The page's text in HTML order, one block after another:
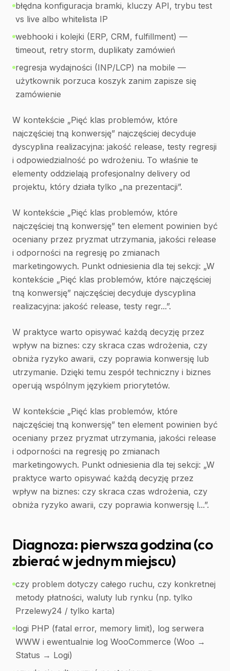
błędna konfiguracja bramki, kluczy API, trybu test
vs live albo whitelista IP
webhooki i kolejki (ERP, CRM, fulfillment) —
timeout, retry storm, duplikaty zamówień
regresja wydajności (INP/LCP) na mobile —
użytkownik porzuca koszyk zanim zapisze się
zamówienie
W kontekście „Pięć klas problemów, które
najczęściej tną konwersję” najczęściej decyduje
dyscyplina realizacyjna: jakość release, testy regresji
i odpowiedzialność po wdrożeniu. To właśnie te
elementy oddzielają profesjonalny delivery od
projektu, który działa tylko „na prezentacji”.
W kontekście „Pięć klas problemów, które
najczęściej tną konwersję” ten element powinien być
oceniany przez pryzmat utrzymania, jakości release
i odporności na regresję po zmianach
marketingowych. Punkt odniesienia dla tej sekcji: „W
kontekście „Pięć klas problemów, które najczęściej
tną konwersję” najczęściej decyduje dyscyplina
realizacyjna: jakość release, testy regr...”.
W praktyce warto opisywać każdą decyzję przez
wpływ na biznes: czy skraca czas wdrożenia, czy
obniża ryzyko awarii, czy poprawia konwersję lub
utrzymanie. Dzięki temu zespół techniczny i biznes
operują wspólnym językiem priorytetów.
W kontekście „Pięć klas problemów, które
najczęściej tną konwersję” ten element powinien być
oceniany przez pryzmat utrzymania, jakości release
i odporności na regresję po zmianach
marketingowych. Punkt odniesienia dla tej sekcji: „W
praktyce warto opisywać każdą decyzję przez
wpływ na biznes: czy skraca czas wdrożenia, czy
obniża ryzyko awarii, czy poprawia konwersję l...”.
Diagnoza: pierwsza godzina (co
zbierać w jednym miejscu)
czy problem dotyczy całego ruchu, czy konkretnej
metody płatności, waluty lub rynku (np. tylko
Przelewy24 / tylko karta)
logi PHP (fatal error, memory limit), log serwera
WWW i ewentualnie log WooCommerce (Woo →
Status → Logi)